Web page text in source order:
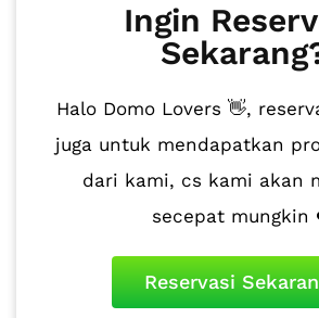
Ingin
Halo Domo Lovers 👋,
juga untuk mendapatkan
dari kami, cs kami akan
secepat mungkin
Reservasi